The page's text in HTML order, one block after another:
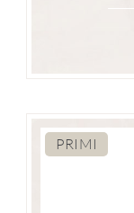
PRIMI